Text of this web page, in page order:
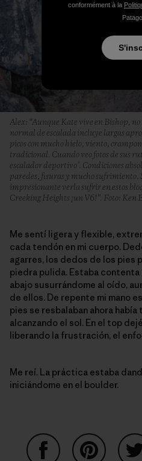
Alex: “Aunque Kate vive en Bishop,
normal de escalada incluye largas
picos con mucho hielo, viento,
tradicional. Cuando veo fotos de sus
escalador deportivo’. Condiciones
paredes, fisuras y mucho sufrimiento.
impresionante verla sufrir en estos
Creeking Heights ¡un V6!”. Foto: Ken
Me sentí ligera y flexible,
cada tendón en mi cuerpo.
agarres, los dedos de los pies
piedra pulida. Estaba
abajo susurrándome al oído,
de ellos. De repente mi mano
pies se resbalaban ahora
alcanzando el sol. En el top
liberando la frustración, el
Me reí. La práctica estaba
iniciándome en el boulder.
conformément à la